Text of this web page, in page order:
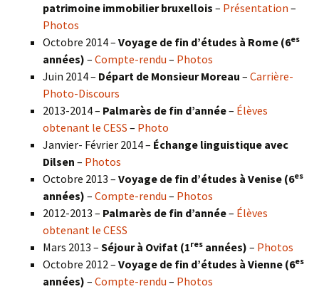
patrimoine immobilier bruxellois – Présentation –
Photos
Octobre 2014 – Voyage de fin d’études à Rome (6es
années) – Compte-rendu – Photos
Juin 2014 – Départ de Monsieur Moreau – Carrière-
Photo-Discours
2013-2014 – Palmarès de fin d’année– Élèves
obtenant le CESS – Photo
Janvier- Février 2014 – Échange linguistique avec
Dilsen – Photos
Octobre 2013 – Voyage de fin d’études à Venise (6es
années) – Compte-rendu – Photos
2012-2013 – Palmarès de fin d’année– Élèves
obtenant le CESS
Mars 2013 – Séjour à Ovifat (1res années) – Photos
Octobre 2012 – Voyage de fin d’études à Vienne (6es
années) – Compte-rendu – Photos